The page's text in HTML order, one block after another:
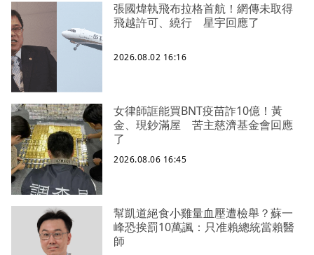
張國煒執飛布拉格首航！網傳未取得
飛越許可、繞行 星宇回應了
2026.08.02 16:16
女律師誆能買BNT疫苗詐10億！黃
金、現鈔滿屋 苦主慈濟基金會回應
了
2026.08.06 16:45
幫凱道絕食小雞量血壓遭檢舉？蘇一
峰恐挨罰10萬諷：只准賴總統當賴醫
師